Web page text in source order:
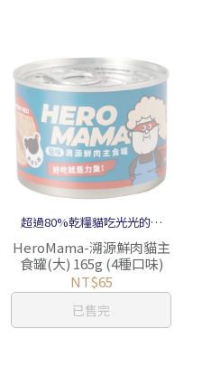
超過80%乾糧貓吃光光的主
食罐
HeroMama-溯源鮮肉貓主
食罐(大) 165g (4種口味)
NT$65
已售完